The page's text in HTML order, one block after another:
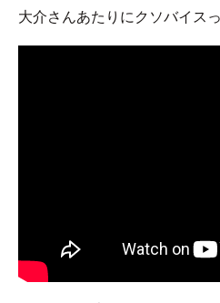
大介さんあたりにクソバイス